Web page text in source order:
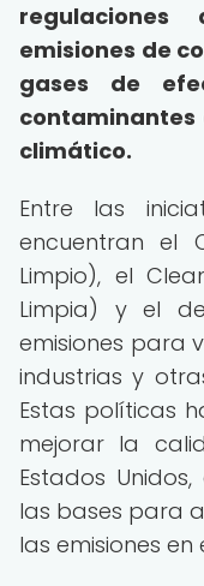
emisiones de
gases de
climático.
Entre las
encuentran el
Limpio), el
Limpia) y el
emisiones para
industrias y
Estas políticas
mejorar la
Estados
las bases para
las emisiones